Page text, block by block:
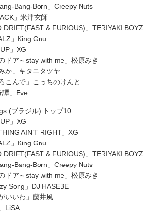
Bang-Born」Creepy Nuts
」米津玄師
DRIFT(FAST & FURIOUS)」TERIYAKI BOYZ
」King Gnu
」XG
ドア～stay with me」松原みき
か」キタニタツヤ
こんで」こっちのけんと
譚」Eve
(ブラジル) トップ10
」XG
AIN’T RIGHT」XG
」King Gnu
DRIFT(FAST & FURIOUS)」TERIYAKI BOYZ
Bang-Born」Creepy Nuts
ドア～stay with me」松原みき
Song」DJ HASEBE
いいわ」藤井風
LiSA